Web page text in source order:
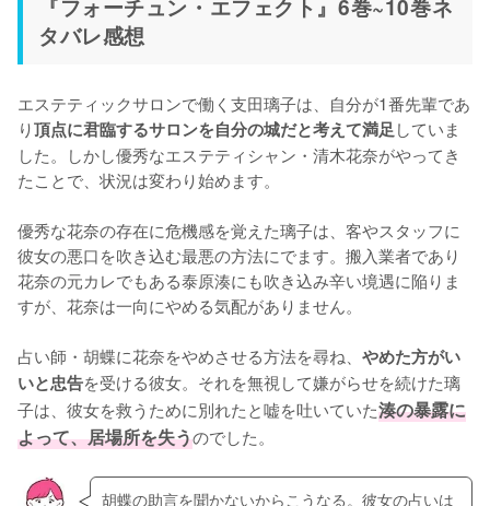
『フォーチュン・エフェクト』6巻~10巻ネ
タバレ感想
エステティックサロンで働く支田璃子は、自分が1番先輩であ
り頂点に君臨するサロンを自分の城だと考えて満足していま
した。しかし優秀なエステティシャン・清木花奈がやってき
たことで、状況は変わり始めます。
優秀な花奈の存在に危機感を覚えた璃子は、客やスタッフに
彼女の悪口を吹き込む最悪の方法にでます。搬入業者であり
花奈の元カレでもある泰原湊にも吹き込み辛い境遇に陥りま
すが、花奈は一向にやめる気配がありません。
占い師・胡蝶に花奈をやめさせる方法を尋ね、 やめた方がい
いと忠告を受ける彼女。それを無視して嫌がらせを続けた璃
子は、彼女を救うために別れたと嘘を吐いていた湊の暴露に
よって、居場所を失うのでした。
胡蝶の助言を聞かないからこうなる。彼女の占いは